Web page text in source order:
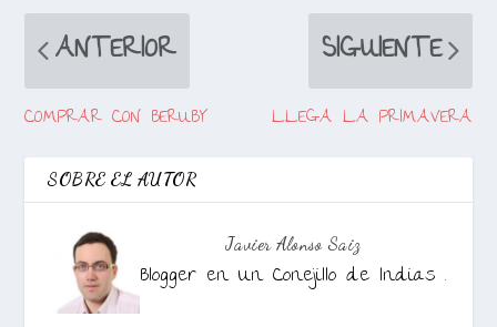
ANTERIOR
COMPRAR CON BERUBY
SIGUIENTE
LLEGA LA PRIMAVERA
SOBRE EL AUTOR
Javier Alonso Saiz
Blogger en Un Conejillo de Indias .